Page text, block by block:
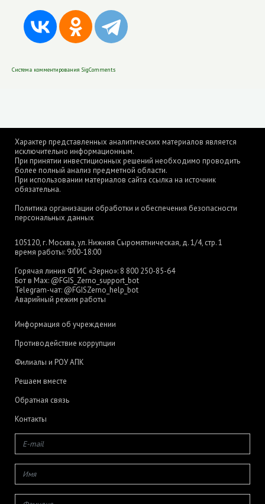
Система комментирования SigComments
Характер представленных аналитических материалов является
исключительно информационным.
При принятии инвестиционных решений необходимо проводить
более полный анализ предметной области.
При использовании материалов сайта ссылка на источник
обязательна.
Политика организации обработки и обеспечения безопасности
персональных данных
105120, г. Москва, ул. Нижняя Сыромятническая, д. 1/4, стр. 1
время работы: 9:00-18:00
Горячая линия ФГИС «Зерно»: 8 800 250-85-64
Бот в Max: @FGIS_Zerno_support_bot
Telegram-чат: @FGISZerno_help_bot
Аварийный режим работы
Информация об учреждении
Противодействие коррупции
Филиалы и РОУ АПК
Решаем вместе
Обратная связь
Контакты